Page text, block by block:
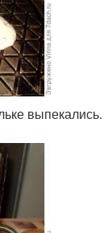
выпекались.